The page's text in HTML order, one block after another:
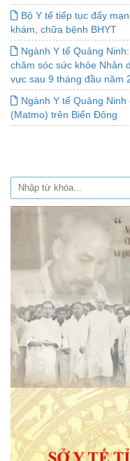
Bộ Y tế tiếp tục đẩy
khám, chữa bệnh BHYT
Ngành Y tế Quảng
chăm sóc sức khỏe Nhân
vực sau 9 tháng đầu năm
Ngành Y tế Quảng
(Matmo) trên Biển Đông